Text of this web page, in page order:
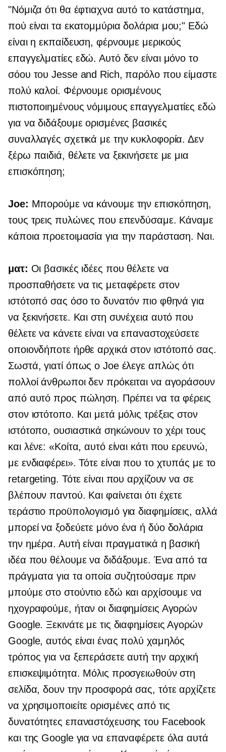
"Νόμιζα ότι θα έφτιαχνα αυτό το κατάστημα,
πού είναι τα εκατομμύρια δολάρια μου;" Εδώ
είναι η εκπαίδευση, φέρνουμε μερικούς
επαγγελματίες εδώ. Αυτό δεν είναι μόνο το
σόου του Jesse and Rich, παρόλο που είμαστε
πολύ καλοί. Φέρνουμε ορισμένους
πιστοποιημένους νόμιμους επαγγελματίες εδώ
για να διδάξουμε ορισμένες βασικές
συναλλαγές σχετικά με την κυκλοφορία. Δεν
ξέρω παιδιά, θέλετε να ξεκινήσετε με μια
επισκόπηση;
Joe: Μπορούμε να κάνουμε την επισκόπηση,
τους τρεις πυλώνες που επενδύσαμε. Κάναμε
κάποια προετοιμασία για την παράσταση. Ναι.
ματ: Οι βασικές ιδέες που θέλετε να
προσπαθήσετε να τις μεταφέρετε στον
ιστότοπό σας όσο το δυνατόν πιο φθηνά για
να ξεκινήσετε. Και στη συνέχεια αυτό που
θέλετε να κάνετε είναι να επαναστοχεύσετε
οποιονδήποτε ήρθε αρχικά στον ιστότοπό σας.
Σωστά, γιατί όπως ο Joe έλεγε απλώς ότι
πολλοί άνθρωποι δεν πρόκειται να αγοράσουν
από αυτό προς πώληση. Πρέπει να τα φέρεις
στον ιστότοπο. Και μετά μόλις τρέξεις στον
ιστότοπο, ουσιαστικά σηκώνουν το χέρι τους
και λένε: «Κοίτα, αυτό είναι κάτι που ερευνώ,
με ενδιαφέρει». Τότε είναι που το χτυπάς με το
retargeting. Τότε είναι που αρχίζουν να σε
βλέπουν παντού. Και φαίνεται ότι έχετε
τεράστιο προϋπολογισμό για διαφημίσεις, αλλά
μπορεί να ξοδεύετε μόνο ένα ή δύο δολάρια
την ημέρα. Αυτή είναι πραγματικά η βασική
ιδέα που θέλουμε να διδάξουμε. Ένα από τα
πράγματα για τα οποία συζητούσαμε πριν
μπούμε στο στούντιο εδώ και αρχίσουμε να
ηχογραφούμε, ήταν οι διαφημίσεις Αγορών
Google. Ξεκινάτε με τις διαφημίσεις Αγορών
Google, αυτός είναι ένας πολύ χαμηλός
τρόπος για να ξεπεράσετε αυτή την αρχική
επισκεψιμότητα. Μόλις προσγειωθούν στη
σελίδα, δουν την προσφορά σας, τότε αρχίζετε
να χρησιμοποιείτε ορισμένες από τις
δυνατότητες επαναστόχευσης του Facebook
και της Google για να επαναφέρετε όλα αυτά